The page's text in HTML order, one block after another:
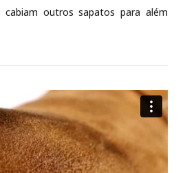
cabiam outros sapatos para além